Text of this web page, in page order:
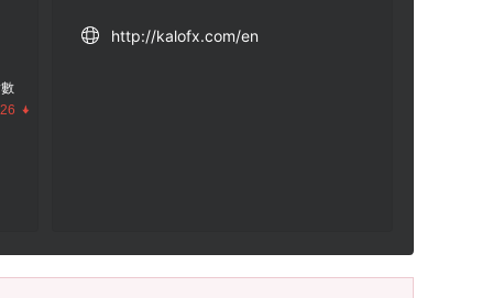
http://kalofx.com/en